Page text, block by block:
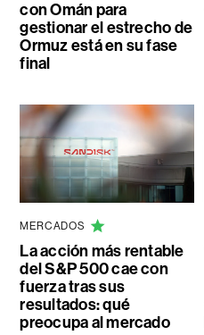
con Omán para
gestionar el estrecho de
Ormuz está en su fase
final
MERCADOS
La acción más rentable
del S&P 500 cae con
fuerza tras sus
resultados: qué
preocupa al mercado